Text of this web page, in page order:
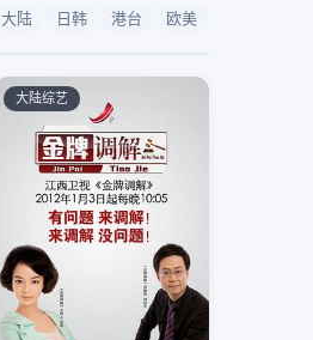
大陆 日韩 港台 欧美
大陆综艺